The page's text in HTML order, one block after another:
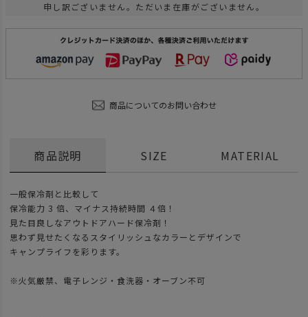
申し訳ございません。ただいま在庫がございません。
商品についてのお問い合わせ
商品説明
一般保冷剤と比較して
保冷能力 3 倍、マイナス持続時間 ４倍！
見た目良しなアウトドアハード保冷剤！
思わず見せたくなるスタイリッシュなカラーとデザインで
キャンプライフを彩ります。
※火気厳禁、電子レンジ・食洗器・オーブン不可
SIZE MATERIAL